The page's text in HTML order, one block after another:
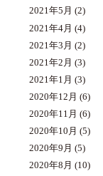
2021年5月 (2)
2021年4月 (4)
2021年3月 (2)
2021年2月 (3)
2021年1月 (3)
2020年12月 (6)
2020年11月 (6)
2020年10月 (5)
2020年9月 (5)
2020年8月 (10)